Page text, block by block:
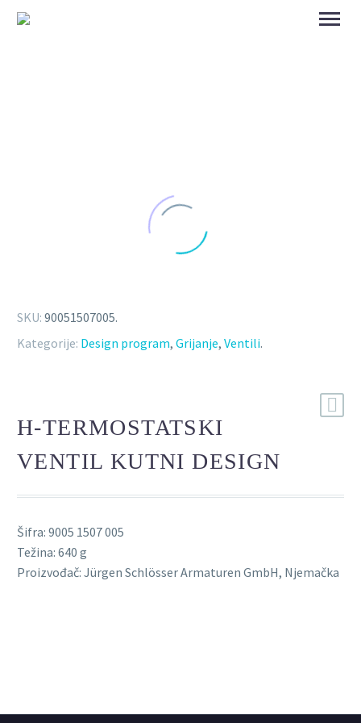
SKU: 90051507005.
Kategorije: Design program, Grijanje, Ventili.
H-TERMOSTATSKI
VENTIL KUTNI DESIGN
Šifra: 9005 1507 005
Težina: 640 g
Proizvođač: Jürgen Schlösser Armaturen GmbH, Njemačka